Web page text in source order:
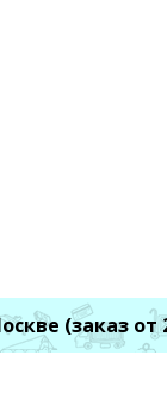
(заказ от